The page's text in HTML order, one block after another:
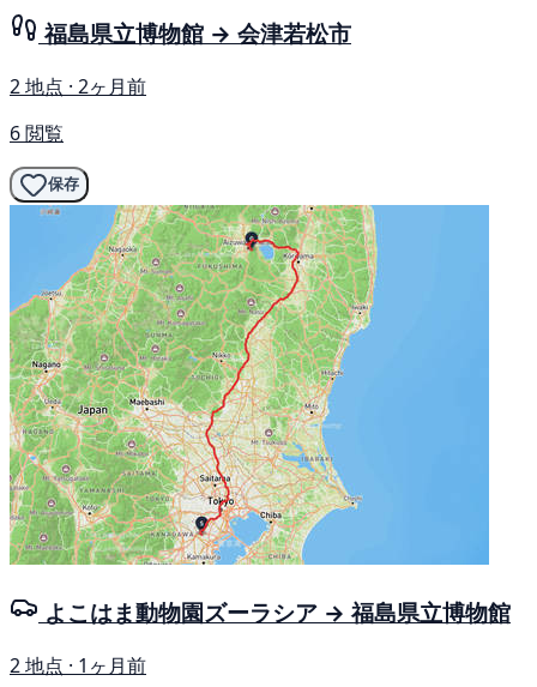
福島県立博物館 → 会津若松市
2 地点 · 2ヶ月前
6 閲覧
保存
よこはま動物園ズーラシア → 福島県立博物館
2 地点 · 1ヶ月前